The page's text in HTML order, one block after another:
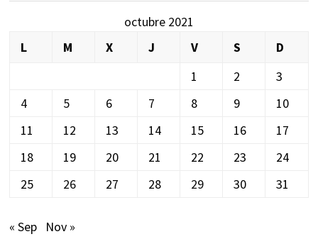
octubre 2021
L
M X J V S
D
1
2
3
4
5 6 7 8 9
10
11
12 13 14 15 16
17
18
19 20 21 22 23
24
25
26 27 28 29 30 31
« Sep Nov »